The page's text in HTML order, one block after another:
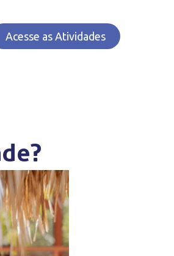
Acesse as Atividades